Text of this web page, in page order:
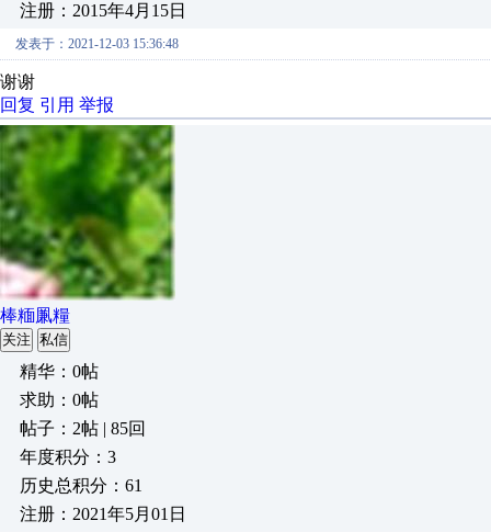
注册：2015年4月15日
发表于：2021-12-03 15:36:48
谢谢
回复 引用 举报
棒糆凲糧
关注 私信
精华：0帖
求助：0帖
帖子：2帖 | 85回
年度积分：3
历史总积分：61
注册：2021年5月01日